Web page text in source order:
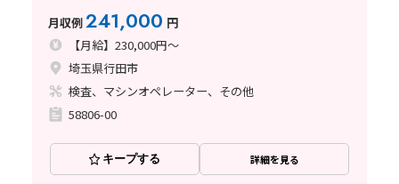
月収例241,000 円
【月給】230,000円～
埼玉県行田市
検査、マシンオペレーター、その他
58806-00
キープする 詳細を見る